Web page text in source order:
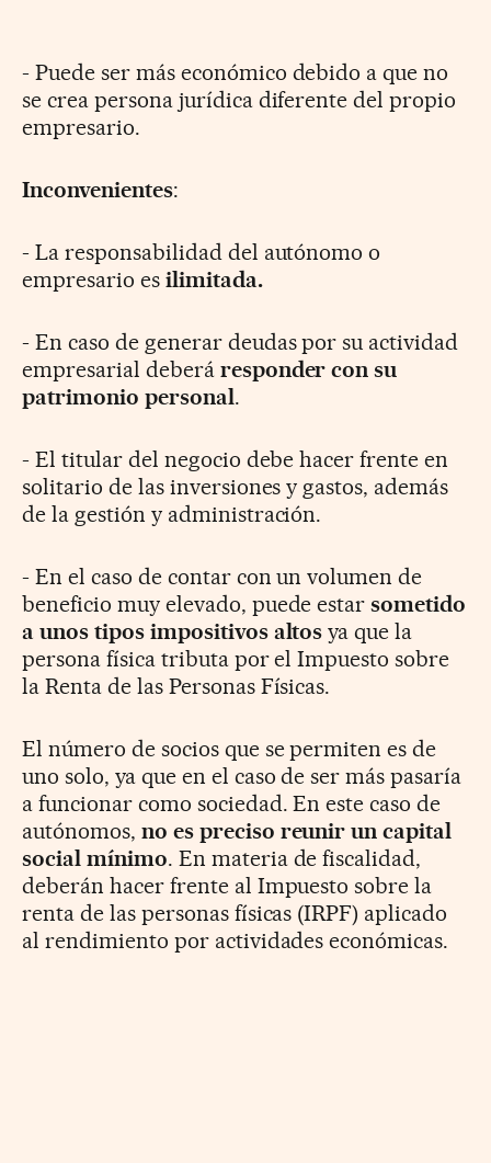
- Puede ser más económico debido a que no
se crea persona jurídica diferente del propio
empresario.
Inconvenientes:
- La responsabilidad del autónomo o
empresario es ilimitada.
- En caso de generar deudas por su actividad
empresarial deberá responder con su
patrimonio personal.
- El titular del negocio debe hacer frente en
solitario de las inversiones y gastos, además
de la gestión y administración.
- En el caso de contar con un volumen de
beneficio muy elevado, puede estarsometido
a unos tipos impositivos altos ya que la
persona física tributa por el Impuesto sobre
la Renta de las Personas Físicas.
El número de socios que se permiten es de
uno solo, ya que en el caso de ser más pasaría
a funcionar como sociedad. En este caso de
autónomos, no es preciso reunir un capital
social mínimo. En materia de fiscalidad,
deberán hacer frente al Impuesto sobre la
renta de las personas físicas (IRPF) aplicado
al rendimiento por actividades económicas.